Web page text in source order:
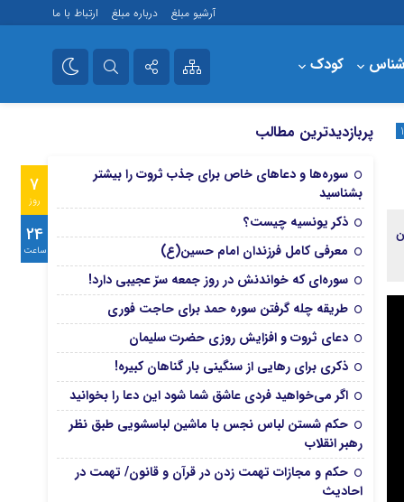
آرشیو مبلغ درباره مبلغ ارتباط با ما
کودک
پربازدیدترین مطالب
7
روز
24
ساعت
سوره‌ها و دعاهای خاص برای جذب ثروت را بیشتر
بشناسید
ذکر یونسیه چیست؟
معرفی کامل فرزندان امام حسین(ع)
سوره‌ای که خواندنش در روز جمعه سرّ عجیبی دارد!
طریقه چله گرفتن سوره حمد برای حاجت فوری
دعای ثروت و افزایش روزی حضرت سلیمان
ذکری برای رهایی از سنگینی بار گناهان کبیره!
اگر می‌خواهید فردی عاشق شما شود این دعا را بخوانید
حکم شستن لباس نجس با ماشین لباسشویی طبق نظر
رهبر انقلاب
حکم و مجازات تهمت زدن در قرآن و قانون/ تهمت در
احادیث‌